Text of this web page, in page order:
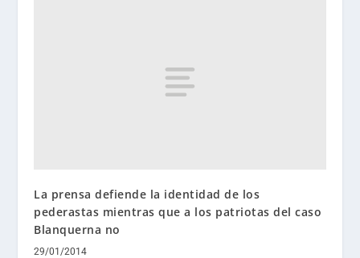
La prensa defiende la identidad de los
pederastas mientras que a los patriotas del caso
Blanquerna no
29/01/2014